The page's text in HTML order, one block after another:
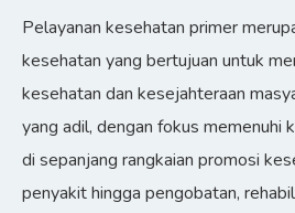
Pelayanan kesehatan primer
kesehatan yang bertujuan untuk
kesehatan dan kesejahteraan
yang adil, dengan fokus memenuhi
di sepanjang rangkaian promosi
penyakit hingga pengobatan,